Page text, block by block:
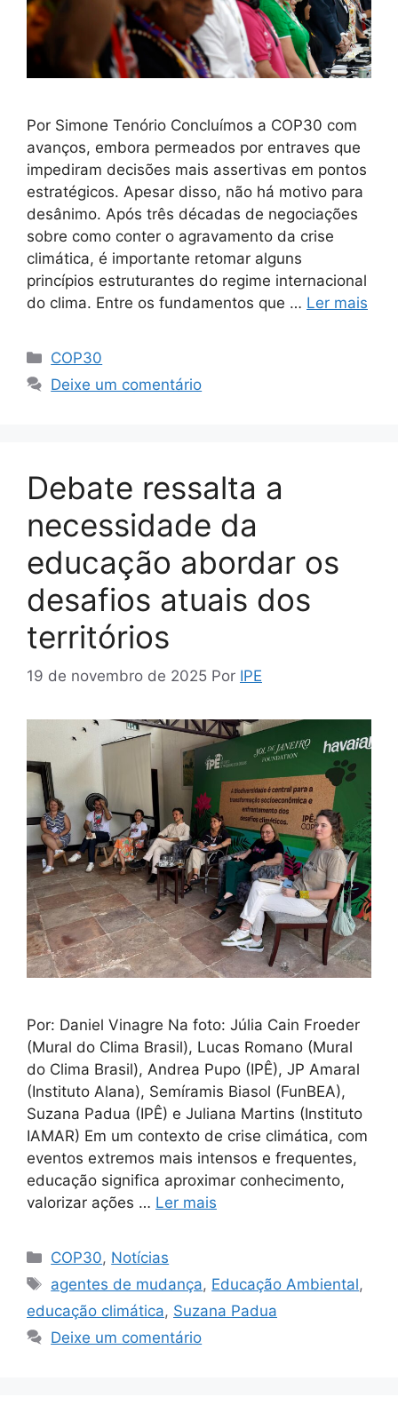
Por Simone Tenório Concluímos a COP30 com
avanços, embora permeados por entraves que
impediram decisões mais assertivas em pontos
estratégicos. Apesar disso, não há motivo para
desânimo. Após três décadas de negociações
sobre como conter o agravamento da crise
climática, é importante retomar alguns
princípios estruturantes do regime internacional
do clima. Entre os fundamentos que … Ler mais
COP30
Deixe um comentário
Debate ressalta a
necessidade da
educação abordar os
desafios atuais dos
territórios
19 de novembro de 2025 Por IPE
Por: Daniel Vinagre Na foto: Júlia Cain Froeder
(Mural do Clima Brasil), Lucas Romano (Mural
do Clima Brasil), Andrea Pupo (IPÊ), JP Amaral
(Instituto Alana), Semíramis Biasol (FunBEA),
Suzana Padua (IPÊ) e Juliana Martins (Instituto
IAMAR) Em um contexto de crise climática, com
eventos extremos mais intensos e frequentes,
educação significa aproximar conhecimento,
valorizar ações … Ler mais
COP30, Notícias
agentes de mudança, Educação Ambiental,
educação climática, Suzana Padua
Deixe um comentário